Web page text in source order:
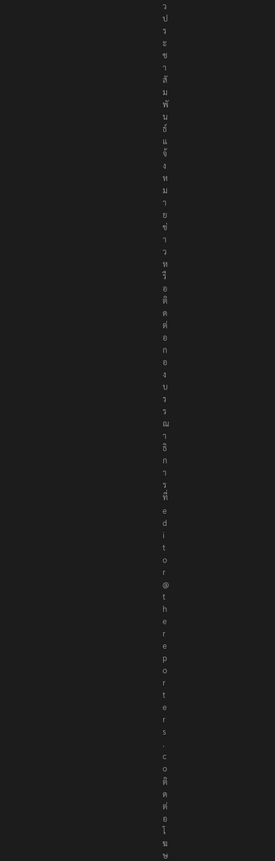
ว
ป
ร
ะ
ช
า
สั
ม
พั
น
ธ์
แ
จ้
ง
ห
ม
า
ย
ข่
า
ว
ห
รื
อ
ติ
ด
ต่
อ
ก
อ
ง
บ
ร
ร
ณ
า
ธิ
ก
า
ร
ที่
e
d
i
t
o
r
@
t
h
e
r
e
p
o
r
t
e
r
s
.
c
o
ติ
ด
ต่
อ
โ
ฆ
ษ